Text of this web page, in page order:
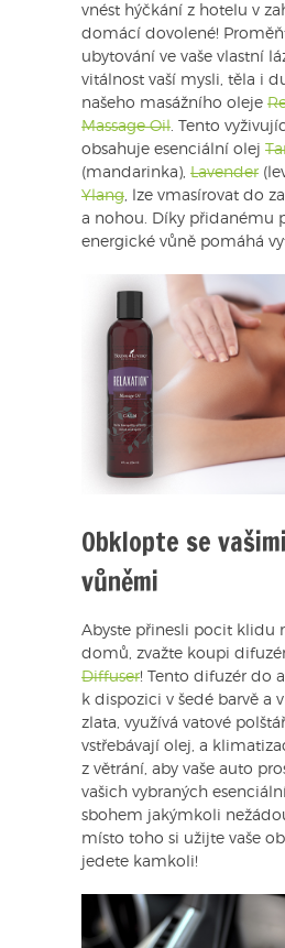
vnést hýčkání z hotelu v
domácí dovolené!
ubytování ve vaše vlastní
vitálnost vaší mysli, těla i
našeho masážního oleje
Massage Oil. Tento
obsahuje esenciální olej
(mandarinka), Lavender
Ylang, lze vmasírovat do
a nohou. Díky přidanému
energické vůně pomáhá
Obklopte se
vůněmi
Abyste přinesli pocit klidu
domů, zvažte koupi
Diffuser! Tento difuzér do
k dispozici v šedé barvě a
zlata, využívá vatové
vstřebávají olej, a
z větrání, aby vaše auto
vašich vybraných
sbohem jakýmkoli
místo toho si užijte vaše
jedete kamkoli!